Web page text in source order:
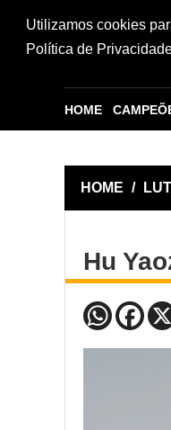
Utilizamos cookies
Política de
HOME
HOME /
Hu